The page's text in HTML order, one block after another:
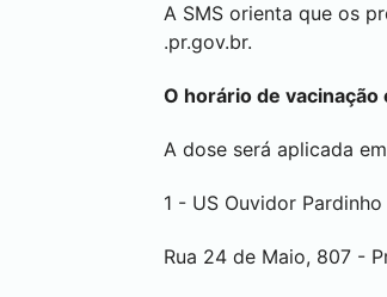
A SMS orienta que os
.pr.gov.br.
O horário de vacinação
A dose será aplicada
1 - US Ouvidor Pardinho
Rua 24 de Maio, 807 -